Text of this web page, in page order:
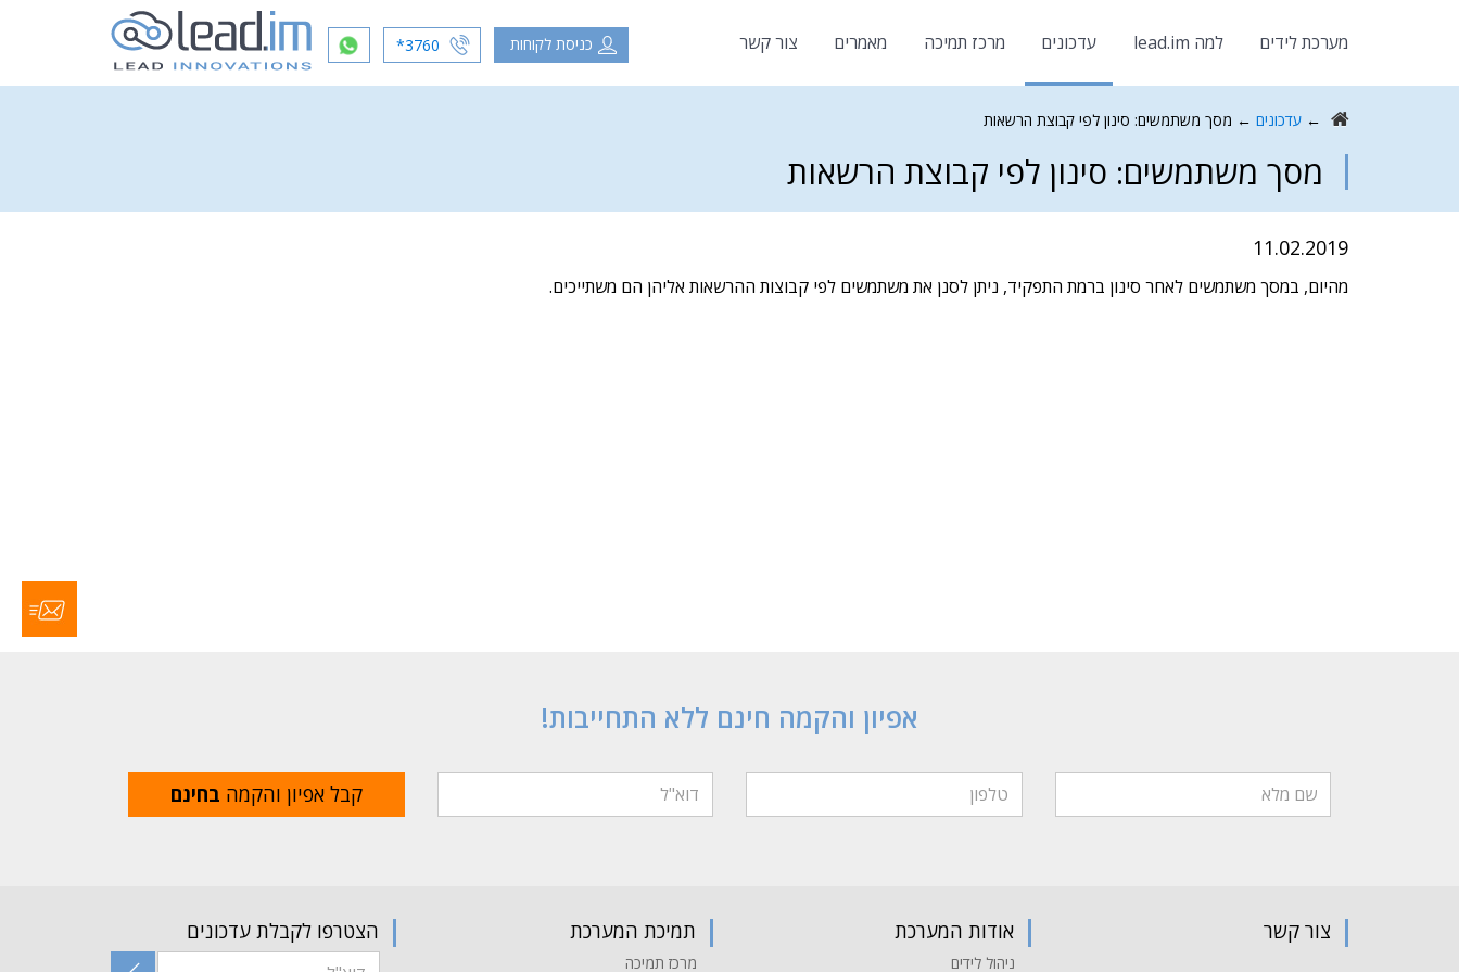
מערכת לידים למה lead.im עדכונים מרכז תמיכה מאמרים צור קשר כניסת לקוחות *3760
← עדכונים ← מסך משתמשים: סינון לפי קבוצת הרשאות
מסך משתמשים: סינון לפי קבוצת הרשאות
11.02.2019
מהיום, במסך משתמשים לאחר סינון ברמת התפקיד, ניתן לסנן את משתמשים לפי קבוצות ההרשאות אליהן הם משתייכים.
אפיון והקמה חינם ללא התחייבות!
קבל אפיון והקמה בחינם
צור קשר אודות המערכת
ניהול לידים
תמיכת המערכת
מרכז תמיכה
הצטרפו לקבלת עדכונים